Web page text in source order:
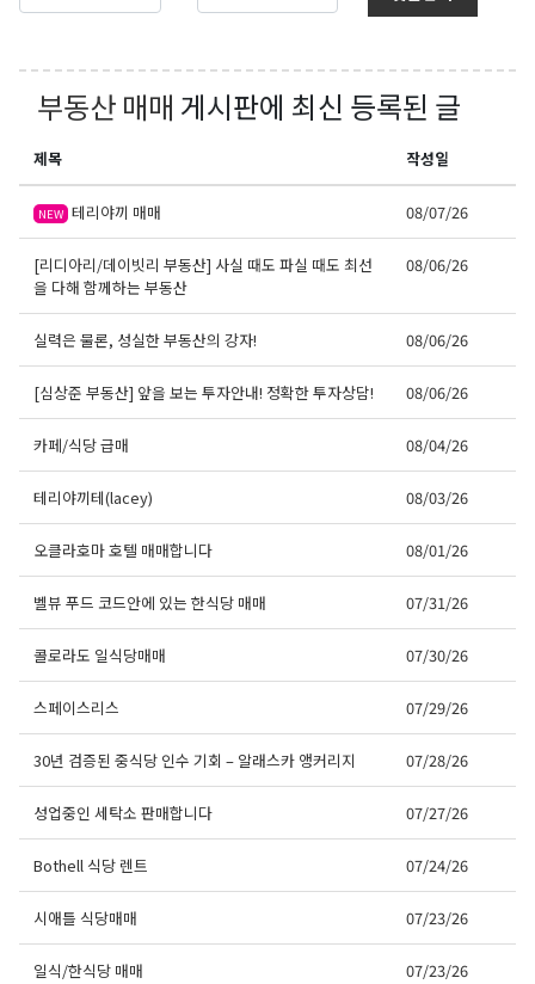
부동산 매매 게시판에 최신 등록된 글
제목 작성일
NEW 테리야끼 매매 08/07/26
[리디아리/데이빗리 부동산] 사실 때도 파실 때도 최선
을 다해 함께하는 부동산
08/06/26
실력은 물론, 성실한 부동산의 강자! 08/06/26
[심상준 부동산] 앞을 보는 투자안내! 정확한 투자상담! 08/06/26
카페/식당 급매 08/04/26
테리야끼테(lacey) 08/03/26
오클라호마 호텔 매매합니다 08/01/26
벨뷰 푸드 코드안에 있는 한식당 매매 07/31/26
콜로라도 일식당매매 07/30/26
스페이스리스 07/29/26
30년 검증된 중식당 인수 기회 – 알래스카 앵커리지 07/28/26
성업중인 세탁소 판매합니다 07/27/26
Bothell 식당 렌트 07/24/26
시애틀 식당매매 07/23/26
일식/한식당 매매 07/23/26